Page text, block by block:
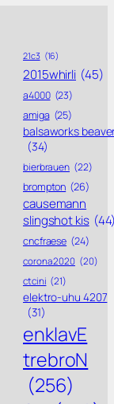
21c3 (16)
2015whirli (45)
a4000 (23)
amiga (25)
balsaworks
(34)
bierbrauen (22)
brompton (26)
causemann
slingshot kis
cncfraese (24)
corona 2020 (20)
ctcini (21)
elektro-uhu 4207
(31)
enklavE
trebroN
(256)